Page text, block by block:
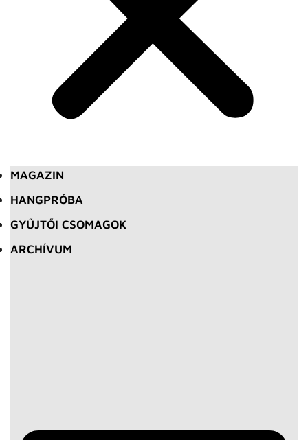
MAGAZIN
HANGPRÓBA
GYŰJTŐI CSOMAGOK
ARCHÍVUM